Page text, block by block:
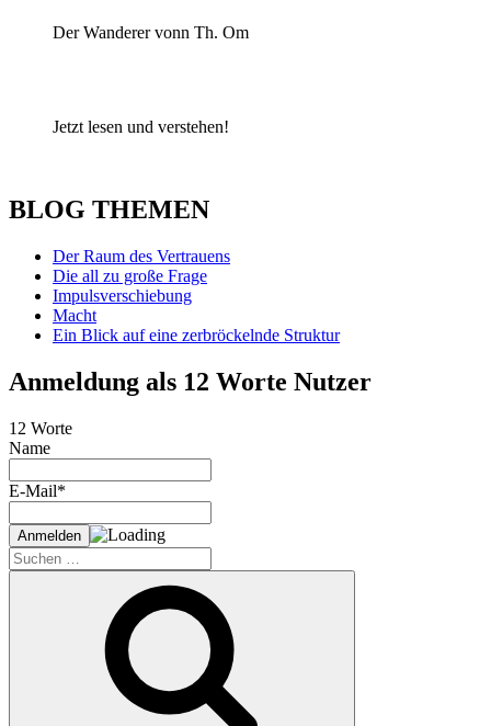
Der Wanderer vonn Th. Om
Jetzt lesen und verstehen!
BLOG THEMEN
Der Raum des Vertrauens
Die all zu große Frage
Impulsverschiebung
Macht
Ein Blick auf eine zerbröckelnde Struktur
Anmeldung als 12 Worte Nutzer
12 Worte
Name
E-Mail*
Suche
nach: